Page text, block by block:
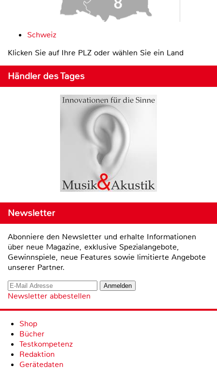
Schweiz
Klicken Sie auf Ihre PLZ oder wählen Sie ein Land
Händler des Tages
Newsletter
Abonniere den Newsletter und erhalte Informationen
über neue Magazine, exklusive Spezialangebote,
Gewinnspiele, neue Features sowie limitierte Angebote
unserer Partner.
Newsletter abbestellen
Shop
Bücher
Testkompetenz
Redaktion
Gerätedaten